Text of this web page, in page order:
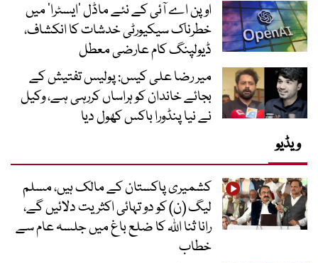
اوپن اے آئی کے نئے ماڈل ’ایسٹرا‘ میں
خطرناک سیکیورٹی خدشات کا انکشاف،
ڈیولپنگ کام عارضی معطل
میر رضا علی کیس: پولیس تفتیش کے
بجائے خاندان کو ہراساں کررہی ہے، وکیل
نے نیا پنڈورا باکس کھول دیا
ویڈیو
کشمیری پاکستان کے مالک ہیں، مسلم
لیگ (ن) کو دو تہائی اکثریت دلائیں گے،
رانا ثنا اللہ کا ضلع باغ میں جلسہ عام سے
خطاب